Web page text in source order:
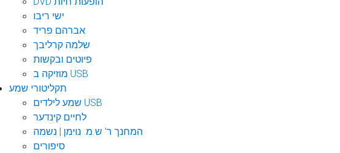
ישי ריבו
אברהם פריד
שלמה קרליבך
פיוטים ובקשות
מוזיקה ב USB
תקליטורי שמע
שמע לילדים USB
לחיים קינדער
המחנך ר' ש.מ. נוימן | נשמה
סיפורים